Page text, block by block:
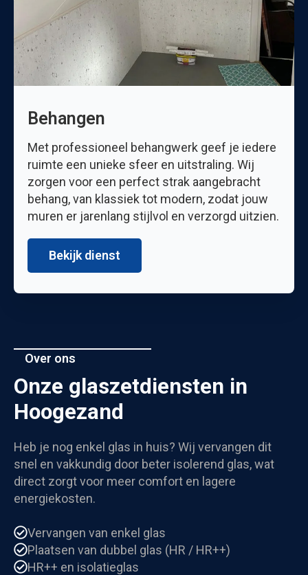
Behangen
Met professioneel behangwerk geef je iedere
ruimte een unieke sfeer en uitstraling. Wij
zorgen voor een perfect strak aangebracht
behang, van klassiek tot modern, zodat jouw
muren er jarenlang stijlvol en verzorgd uitzien.
Bekijk dienst
Over ons
Onze glaszetdiensten in
Hoogezand
Heb je nog enkel glas in huis? Wij vervangen dit
snel en vakkundig door beter isolerend glas, wat
direct zorgt voor meer comfort en lagere
energiekosten.
Vervangen van enkel glas
Plaatsen van dubbel glas (HR / HR++)
HR++ en isolatieglas